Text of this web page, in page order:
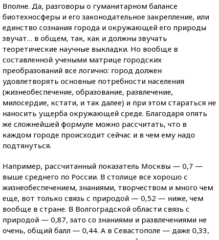
Вполне. Да, разговоры о гуманитарном балансе
биотехносферы и его законодательное закрепление, или
единство сознания города и окружающей его природы
звучат… в общем, так, как и должны звучать
теоретические научные выкладки. Но вообще в
составленной учеными матрице городских
преобразований все логично: город должен
удовлетворять основные потребности населения
(жизнеобеспечение, образование, развлечение,
милосердие, кстати, и так далее) и при этом стараться не
наносить ущерба окружающей среде. Благодаря опять
же сложнейшей формуле можно рассчитать, что в
каждом городе происходит сейчас и в чем ему надо
подтянуться.
Например, рассчитанный показатель Москвы — 0,7 —
выше среднего по России. В столице все хорошо с
жизнеобеспечением, знаниями, творчеством и много чем
еще, вот только связь с природой — 0,52 — ниже, чем
вообще в стране. В Волгоградской области связь с
природой — 0,87, зато со знаниями и развлечениями не
очень, общий балл — 0,44. А в Севастополе — даже 0,33,